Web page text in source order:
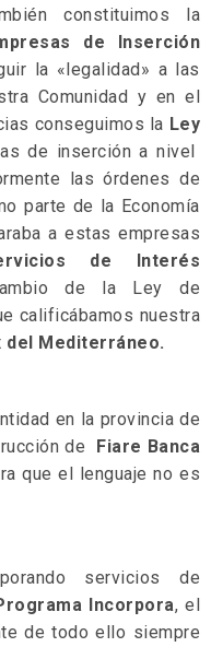
constituimos la
de Inserción
la «legalidad» a las
Comunidad y en el
conseguimos la Ley
de inserción a nivel
las órdenes de
parte de la Economía
a estas empresas
de Interés
de la Ley de
calificábamos nuestra
del Mediterráneo.
en la provincia de
de
Fiare Banca
que el lenguaje no es
servicios de
Incorpora, el
de todo ello siempre